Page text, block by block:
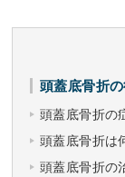
頭蓋底骨折
頭蓋底骨折の
頭蓋底骨折は
頭蓋底骨折の